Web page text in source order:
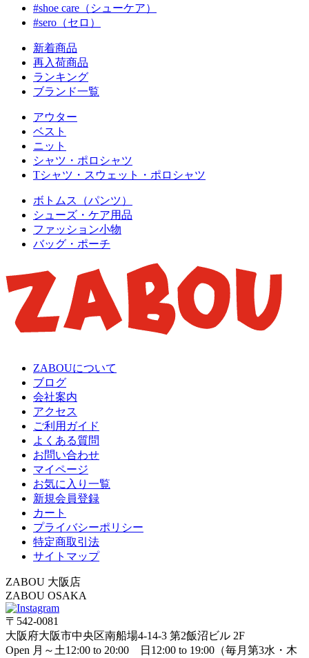
#shoe care（シューケア）
#sero（セロ）
新着商品
再入荷商品
ランキング
ブランド一覧
アウター
ベスト
ニット
シャツ・ポロシャツ
Tシャツ・スウェット・ポロシャツ
ボトムス（パンツ）
シューズ・ケア用品
ファッション小物
バッグ・ポーチ
ZABOUについて
ブログ
会社案内
アクセス
ご利用ガイド
よくある質問
お問い合わせ
マイページ
お気に入り一覧
新規会員登録
カート
プライバシーポリシー
特定商取引法
サイトマップ
ZABOU 大阪店
ZABOU OSAKA
〒542-0081
大阪府大阪市中央区南船場4-14-3 第2飯沼ビル 2F
Open 月～土12:00 to 20:00 日12:00 to 19:00（毎月第3水・木